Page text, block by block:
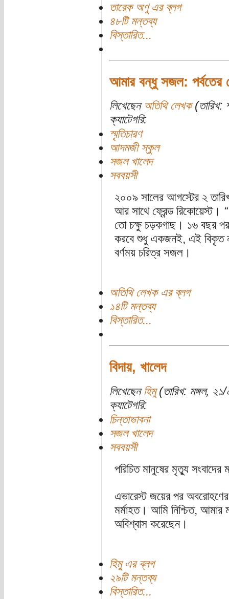
তারেক অণু এর ব্লগ
৪৮টি মন্তব্য
বিস্তারিত...
আমার বন্ধু সজল: পর্বতের
লিখেছেন অতিথি লেখক(তারিখ:
ক্যাটেগরি:
স্মৃতিচারণ
আদমজী স্কুল
সজল খালেদ
সববয়সী
২০০৯ সালের আগস্টের ২
আর সাথে ফ্রেন্ড রিকোয়েস্ট।
তো চক্ষু চড়কগাছ। ১৬ বছর
করবে শুধু একজনই, এই বিকৃত
বর্ণময় চরিত্র সজল।
অতিথি লেখক এর ব্লগ
১৪টি মন্তব্য
বিস্তারিত...
বিদায়, খালেদ
লিখেছেনহিমু(তারিখ: মঙ্গল,
ক্যাটেগরি:
চিন্তাভাবনা
সজল খালেদ
সববয়সী
পরিচিত মানুষের মৃত্যু
এভারেস্ট জয়ের পর
মর্মাহত। আমি নিশ্চিত, আমার
অবিশ্বাস করেছেন।
হিমু এর ব্লগ
২৯টি মন্তব্য
বিস্তারিত...